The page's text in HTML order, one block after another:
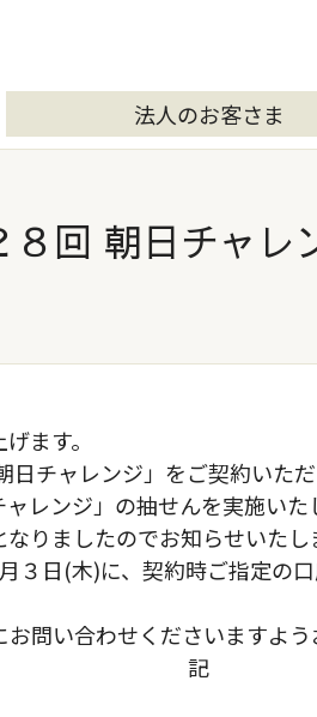
法人のお客さま
回 朝日チャレ
ます。
日チャレンジ」をご契約いた
レンジ」の抽せんを実施いた
りましたのでお知らせいたし
３日(木)に、契約時ご指定の
問い合わせくださいますよう
記